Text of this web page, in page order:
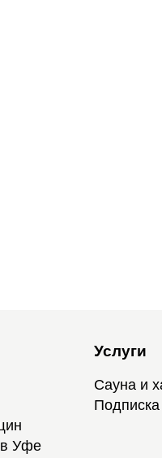
в Уфе
Услуги
Сауна и
Подписка